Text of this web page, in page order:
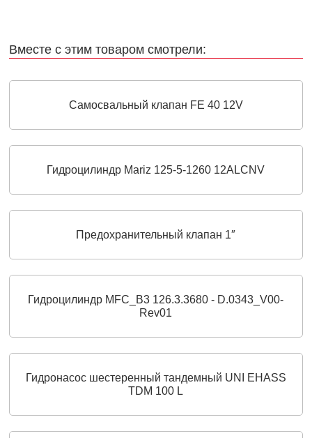
Вместе с этим товаром смотрели:
Самосвальный клапан FE 40 12V
Гидроцилиндр Mariz 125-5-1260 12ALCNV
Предохранительный клапан 1″
Гидроцилиндр MFC_B3 126.3.3680 - D.0343_V00-
Rev01
Гидронасос шестеренный тандемный UNI EHASS
TDM 100 L